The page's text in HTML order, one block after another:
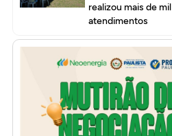
realizou mais de mil
atendimentos